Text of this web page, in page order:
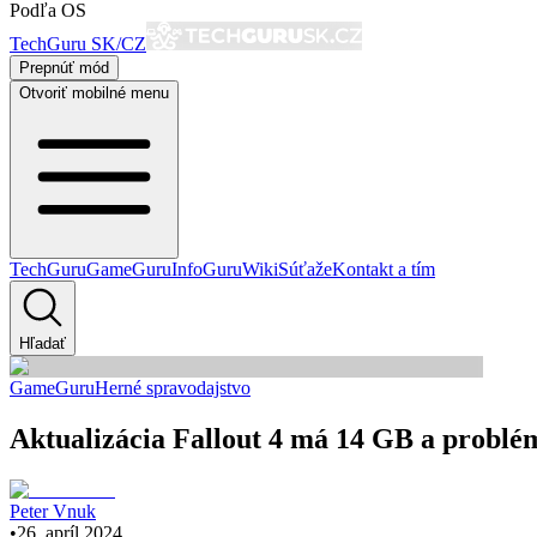
Podľa OS
TechGuru SK/CZ
Prepnúť mód
Otvoriť mobilné menu
TechGuruGameGuruInfoGuruWikiSúťažeKontakt a tím
Hľadať
GameGuruHerné spravodajstvo
Aktualizácia Fallout 4 má 14 GB a
Peter Vnuk
•26. apríl 2024